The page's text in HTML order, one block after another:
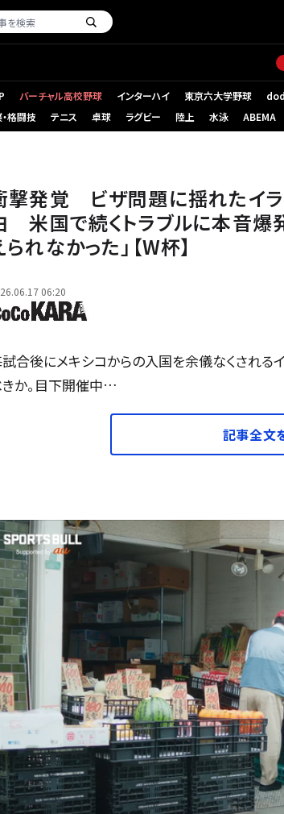
バーチャル高校野球 インターハイ 東京六大学野球 （
格闘技
テニス 卓球 ラグビー 陸上 水泳 ABEMA
撃発覚 ビザ問題に揺れたイ
米国で続くトラブルに本音爆
られなかった」【W杯】
06:20
合後にメキシコからの入国を余儀なくされ
か。目下開催中…
記事全文